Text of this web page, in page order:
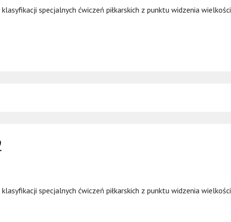
specjalnych ćwiczeń piłkarskich z punktu widzenia
specjalnych ćwiczeń piłkarskich z punktu widzenia